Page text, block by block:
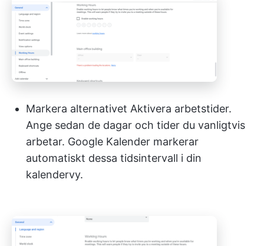
Markera alternativet Aktivera arbetstider.
Ange sedan de dagar och tider du vanligtvis
arbetar. Google Kalender markerar
automatiskt dessa tidsintervall i din
kalendervy.